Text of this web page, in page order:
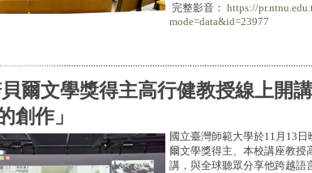
完整影音： https://
mode=data&id=23977
爾文學獎得主高行健教授線上開
創作」
國立臺灣師範大學於11月13
爾文學獎得主、本校講座教授
講，與全球聽眾分享他跨越語